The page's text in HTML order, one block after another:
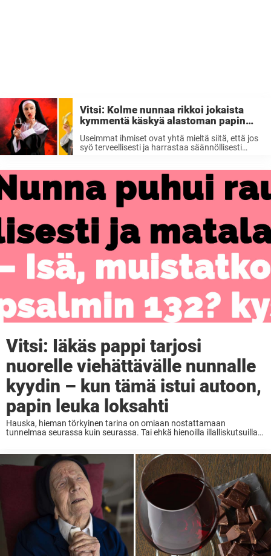
Vitsi: Kolme nunnaa rikkoi jokaista
kymmentä käskyä alastoman papin
kanssa
Useimmat ihmiset ovat yhtä mieltä siitä, että jos
syö terveellisesti ja harrastaa säännöllisesti
tärkeimmistä avaimista on makea, sydämellinen
nauru. Nauraa kannattaa kovaa ja ...
Vitsi: Iäkäs pappi tarjosi
nuorelle viehättävälle nunnalle
kyydin – kun tämä istui autoon,
papin leuka loksahti
Hauska, hieman törkyinen tarina on omiaan nostattamaan
tunnelmaa seurassa kuin seurassa. Tai ehkä hienoilla illalliskutsuilla
ne ovat mielestäsi ...